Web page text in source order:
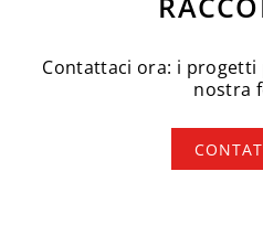
Contattaci ora: i progetti
nostra